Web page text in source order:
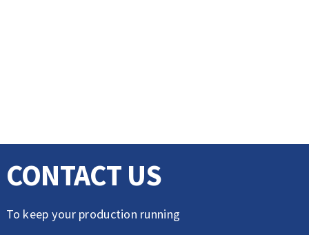
CONTACT US
To keep your production running